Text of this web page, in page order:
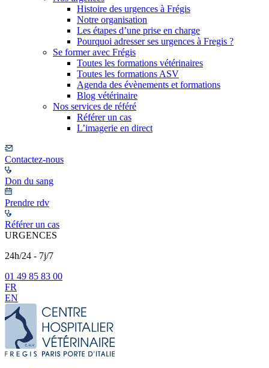
Histoire des urgences à Frégis
Notre organisation
Les étapes d’une prise en charge
Pourquoi adresser ses urgences à Fregis ?
Se former avec Frégis
Toutes les formations vétérinaires
Toutes les formations ASV
Agenda des évènements et formations
Blog vétérinaire
Nos services de référé
Référer un cas
L’imagerie en direct
Contactez-nous
Don du sang
Prendre rdv
Référer un cas
URGENCES
24h/24 - 7j/7
01 49 85 83 00
FR
EN